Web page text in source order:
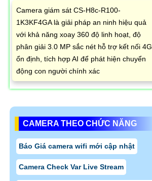
Camera giám sát CS-H8c-R100-
1K3KF4GA là giải pháp an ninh hiệu quả
với khả năng xoay 360 độ linh hoạt, độ
phân giải 3.0 MP sắc nét hỗ trợ kết nối 4G
ổn định, tích hợp AI để phát hiện chuyển
động con người chính xác
CAMERA THEO CHỨC NĂNG
Báo Giá camera wifi mới cập nhật
Camera Check Var Live Stream